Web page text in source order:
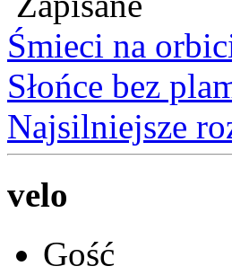
Śmieci na
Słońce bez
Najsilniejsze
velo
Gość